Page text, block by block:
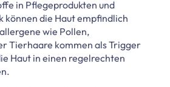
in Pflegeprodukten und
die Haut empfindlich
wie Pollen,
Tierhaare kommen als Trigger
Haut in einen regelrechten